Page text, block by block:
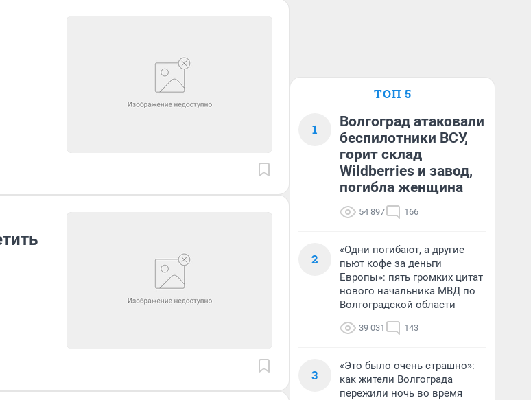
ТОП 5
1
Волгоград атаковали
беспилотники ВСУ,
горит склад
Wildberries и завод,
погибла женщина
54 897 166
2
«Одни погибают, а другие
пьют кофе за деньги
Европы»: пять громких цитат
нового начальника МВД по
Волгоградской области
39 031 143
3
«Это было очень страшно»:
как жители Волгограда
пережили ночь во время